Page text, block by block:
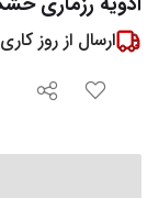
ارسال از روز کاری